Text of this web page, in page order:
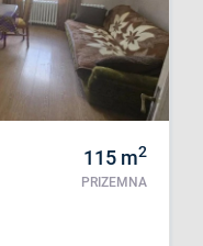
115 m2
PRIZEMNA